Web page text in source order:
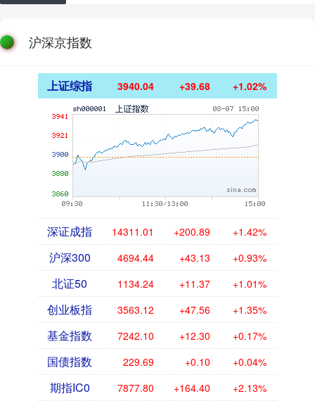
沪深京指数
上证综指 3940.04 +39.68 +1.02%
深证成指 14311.01 +200.89 +1.42%
沪深300 4694.44 +43.13 +0.93%
北证50 1134.24 +11.37 +1.01%
创业板指 3563.12 +47.56 +1.35%
基金指数 7242.10 +12.30 +0.17%
国债指数 229.69 +0.10 +0.04%
期指IC0 7877.80 +164.40 +2.13%